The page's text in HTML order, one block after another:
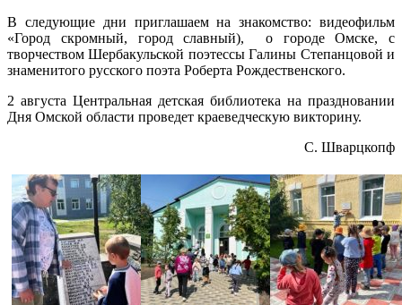
В следующие дни приглашаем на знакомство: видеофильм
«Город скромный, город славный), о городе Омске, с
творчеством Шербакульской поэтессы Галины Степанцовой и
знаменитого русского поэта Роберта Рождественского.
2 августа Центральная детская библиотека на праздновании
Дня Омской области проведет краеведческую викторину.
С. Шварцкопф